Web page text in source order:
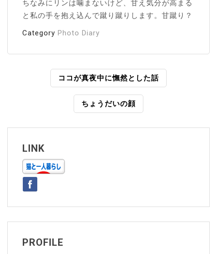
ちなみにリンは噛まないけど、甘え気分が高まる
と私の手を抱え込んで蹴り蹴りします。甘蹴り？
Category Photo Diary
ビ
ゲ
ー
シ
ョ
ン
ココが真夜中に憮然とした話
ちょうだいの顔
LINK
PROFILE